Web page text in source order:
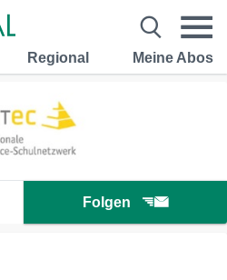
Regional Meine Abos
Folgen